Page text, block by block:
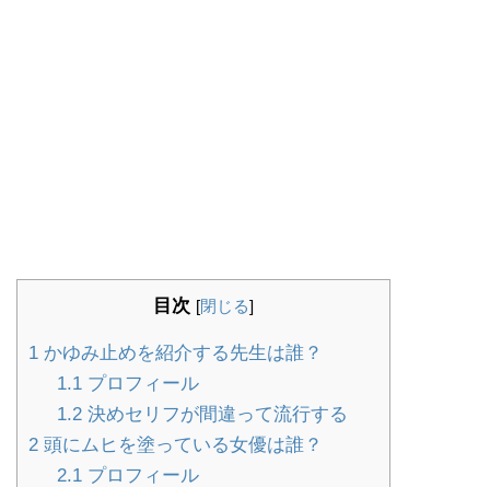
目次 [閉じる]
1 かゆみ止めを紹介する先生は誰？
1.1プロフィール
1.2決めセリフが間違って流行する
2 頭にムヒを塗っている女優は誰？
2.1プロフィール